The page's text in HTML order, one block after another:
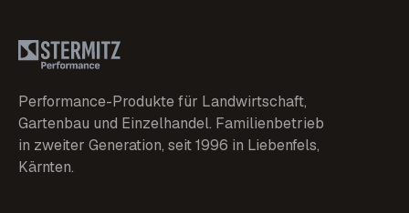
Performance-Produkte für Landwirtschaft,
Gartenbau und Einzelhandel. Familienbetrieb
in zweiter Generation, seit 1996 in Liebenfels,
Kärnten.